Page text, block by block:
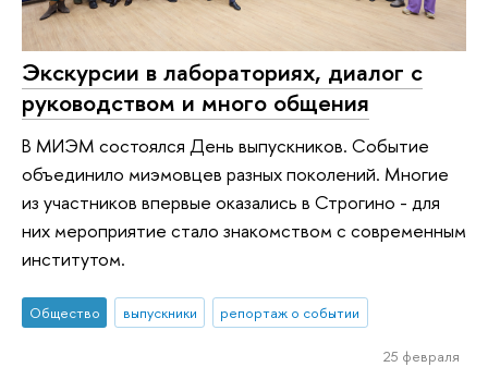
Экскурсии в лабораториях, диалог с
руководством и много общения
В МИЭМ состоялся День выпускников. Событие
объединило миэмовцев разных поколений. Многие
из участников впервые оказались в Строгино - для
них мероприятие стало знакомством с современным
институтом.
Общество выпускники репортаж о событии
25 февраля